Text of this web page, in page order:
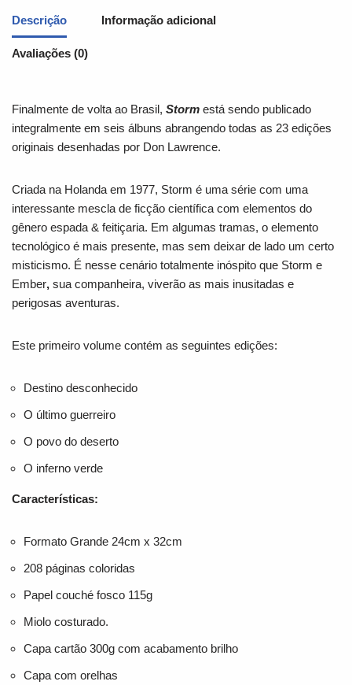
Descrição Informação adicional
Avaliações (0)
Finalmente de volta ao Brasil, Storm está sendo publicado
integralmente em seis álbuns abrangendo todas as 23 edições
originais desenhadas por Don Lawrence.
Criada na Holanda em 1977, Storm é uma série com uma
interessante mescla de ficção científica com elementos do
gênero espada & feitiçaria. Em algumas tramas, o elemento
tecnológico é mais presente, mas sem deixar de lado um certo
misticismo. É nesse cenário totalmente inóspito que Storm e
Ember, sua companheira, viverão as mais inusitadas e
perigosas aventuras.
Este primeiro volume contém as seguintes edições:
Destino desconhecido
O último guerreiro
O povo do deserto
O inferno verde
Características:
Formato Grande 24cm x 32cm
208 páginas coloridas
Papel couché fosco 115g
Miolo costurado.
Capa cartão 300g com acabamento brilho
Capa com orelhas